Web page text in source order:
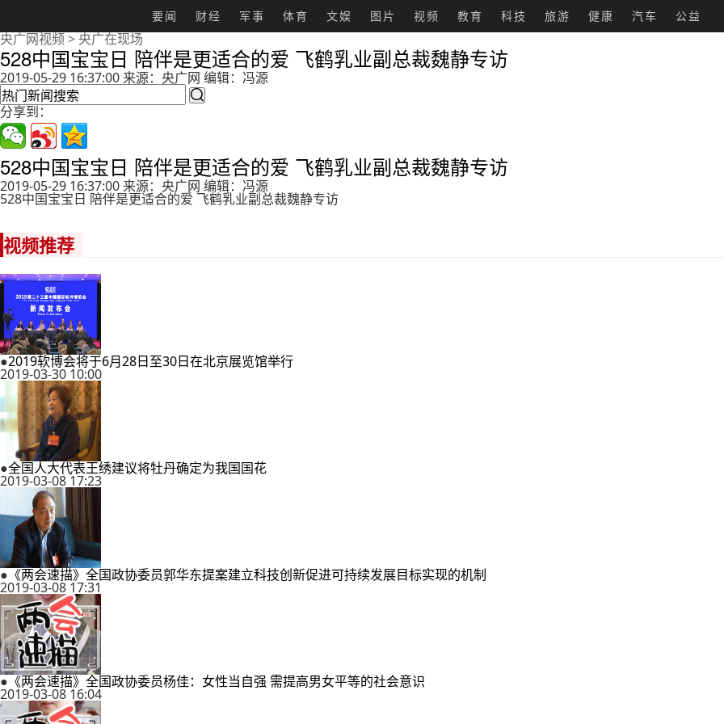
要闻 财经 军事 体育 文娱 图片 视频 教育 科技 旅游 健康 汽车 公益
央广网视频>央广在现场
528中国宝宝日 陪伴是更适合的爱 飞鹤乳业副总裁魏静专访
2019-05-29 16:37:00 来源：央广网 编辑：冯源

分享到：
528中国宝宝日 陪伴是更适合的爱 飞鹤乳业副总裁魏静专访
2019-05-29 16:37:00 来源：央广网 编辑：冯源
528中国宝宝日 陪伴是更适合的爱 飞鹤乳业副总裁魏静专访
视频推荐
●2019软博会将于6月28日至30日在北京展览馆举行
2019-03-30 10:00
●全国人大代表王绣建议将牡丹确定为我国国花
2019-03-08 17:23
● 《两会速描》全国政协委员郭华东提案建立科技创新促进可持续发展目标实现的机制
2019-03-08 17:31
● 《两会速描》全国政协委员杨佳：女性当自强 需提高男女平等的社会意识
2019-03-08 16:04